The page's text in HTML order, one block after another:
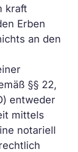
kraft
Erben
an den
§§ 22,
entweder
mittels
notariell